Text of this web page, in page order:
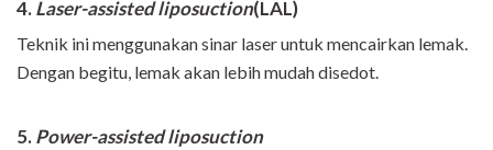
4.Laser-assisted liposuction(LAL)
Teknik ini menggunakan sinar laser untuk mencairkan lemak.
Dengan begitu, lemak akan lebih mudah disedot.
5.Power-assisted liposuction